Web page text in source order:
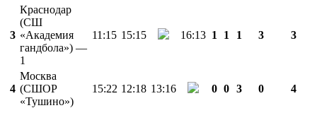
3
Краснодар
(СШ
«Академия
гандбола») —
1
11:15 15:15 16:13 1 1 1 3 3
4
Москва
(СШОР
«Тушино»)
15:22 12:18 13:16 0 0 3 0 4